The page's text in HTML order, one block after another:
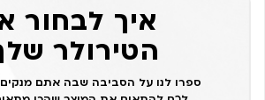
איך לבחור
הטירולר
ספרו לנו על הסביבה שבה אתם מנקים